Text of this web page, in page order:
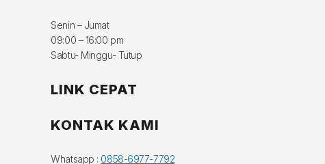
Senin – Jumat
09:00 – 16:00 pm
Sabtu- Minggu- Tutup
LINK CEPAT
KONTAK KAMI
Whatsapp : 0858-6977-7792